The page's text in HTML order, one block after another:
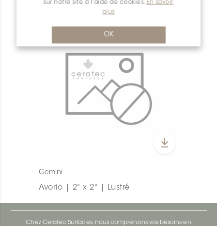
sur notre site à l’aide de cookies. En savoir
plus
OK
Gemini
Avorio | 2" x 2" | Lustré
Chez Ceratec Surfaces, nous comprenons vos besoins en